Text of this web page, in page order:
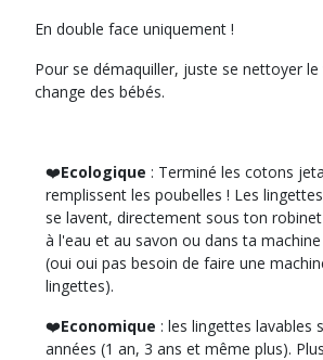
En double face uniquement !
Pour se démaquiller, juste se nettoyer
change des bébés.
❤️Ecologique : Terminé les cotons
remplissent les poubelles ! Les
se lavent, directement sous ton
à l'eau et au savon ou dans ta
(oui oui pas besoin de faire une
lingettes).
❤️Economique : les lingettes lavables
années (1 an, 3 ans et même plus).
Afficher
résultats